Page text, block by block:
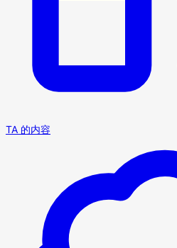
TA 的内容